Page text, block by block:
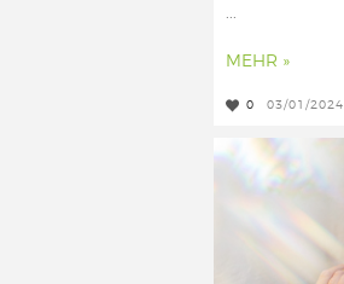
...
MEHR »
0 03/01/2024